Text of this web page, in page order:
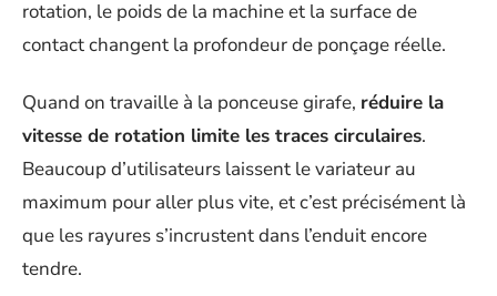
rotation, le poids de la machine et la surface de
contact changent la profondeur de ponçage réelle.
Quand on travaille à la ponceuse girafe, réduire la
vitesse de rotation limite les traces circulaires.
Beaucoup d’utilisateurs laissent le variateur au
maximum pour aller plus vite, et c’est précisément là
que les rayures s’incrustent dans l’enduit encore
tendre.